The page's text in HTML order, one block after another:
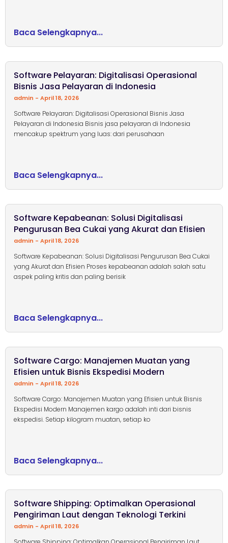
Baca Selengkapnya...
Software Pelayaran: Digitalisasi Operasional
Bisnis Jasa Pelayaran di Indonesia
admin April 18, 2026
Software Pelayaran: Digitalisasi Operasional Bisnis Jasa
Pelayaran di Indonesia Bisnis jasa pelayaran di Indonesia
mencakup spektrum yang luas: dari perusahaan
Baca Selengkapnya...
Software Kepabeanan: Solusi Digitalisasi
Pengurusan Bea Cukai yang Akurat dan Efisien
admin April 18, 2026
Software Kepabeanan: Solusi Digitalisasi Pengurusan Bea Cukai
yang Akurat dan Efisien Proses kepabeanan adalah salah satu
aspek paling kritis dan paling berisik
Baca Selengkapnya...
Software Cargo: Manajemen Muatan yang
Efisien untuk Bisnis Ekspedisi Modern
admin April 18, 2026
Software Cargo: Manajemen Muatan yang Efisien untuk Bisnis
Ekspedisi Modern Manajemen kargo adalah inti dari bisnis
ekspedisi. Setiap kilogram muatan, setiap ko
Baca Selengkapnya...
Software Shipping: Optimalkan Operasional
Pengiriman Laut dengan Teknologi Terkini
admin April 18, 2026